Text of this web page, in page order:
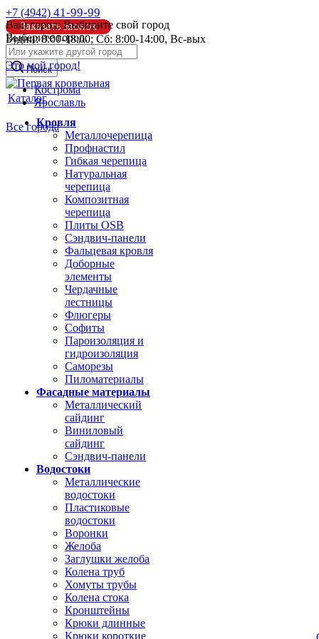
Ваш город: Выбирите свой город
Выберите город:
Это мой город!
Кострома
Ярославль
Все города
+7 (4942) 41-99-99
Заказать звонок
Будни: 8:00-18:00; Сб: 8:00-14:00, Вс-вых
info@pk44.ru
Поиск
Каталог
Кровля
Металлочерепица
Профнастил
Гибкая черепица
Натуральная
черепица
Композитная
черепица
Плиты OSB
Сэндвич-панели
Фальцевая кровля
Доборные
элементы
Чердачные
лестницы
Флюгеры
Софиты
Пароизоляция и
гидроизоляция
Саморезы
Пиломатериалы
Фасадные материалы
Металлический
сайдинг
Виниловый
сайдинг
Сэндвич-панели
Водостоки
Металлические
водостоки
Пластиковые
водостоки
Воронки
Желоба
Заглушки желоба
Колена труб
Хомуты трубы
Колена стока
Кронштейны
Крюки длинные
Крюки короткие